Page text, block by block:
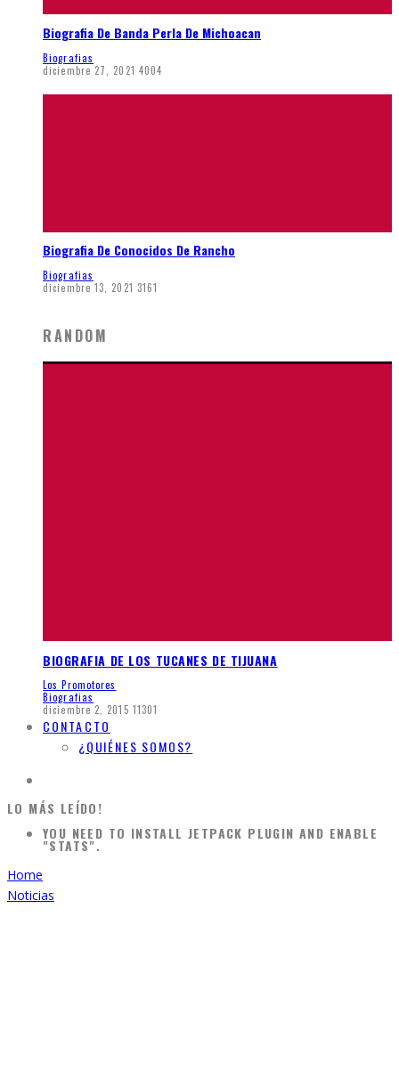
Biografia De Banda Perla De Michoacan
Biografias
diciembre 27, 2021 4004
Biografia De Conocidos De Rancho
Biografias
diciembre 13, 2021 3161
RANDOM
BIOGRAFIA DE LOS TUCANES DE TIJUANA
Los Promotores
Biografias
diciembre 2, 2015 11301
CONTACTO
¿QUIÉNES SOMOS?
LO MÁS LEÍDO!
YOU NEED TO INSTALL JETPACK PLUGIN AND ENABLE
"STATS".
Home
Noticias